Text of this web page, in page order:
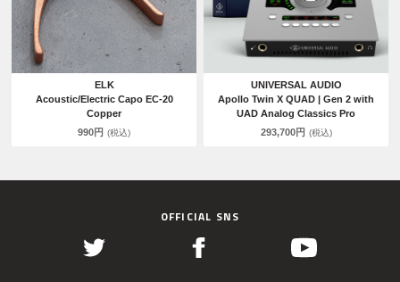
ELK
Acoustic/Electric Capo EC-20
Copper
990円 (税込)
UNIVERSAL AUDIO
Apollo Twin X QUAD | Gen 2 with
UAD Analog Classics Pro
293,700円 (税込)
OFFICIAL SNS